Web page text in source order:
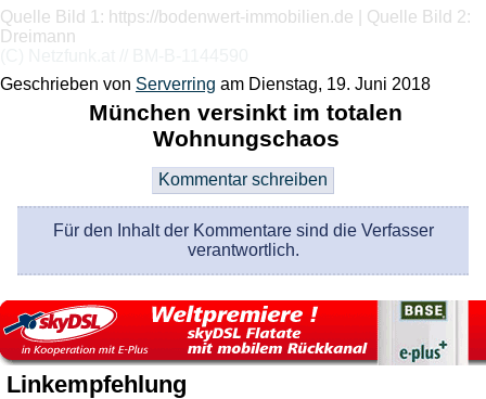
Quelle Bild 1: https://bodenwert-immobilien.de | Quelle Bild 2:
Dreimann
Geschrieben von Serverring am Dienstag, 19. Juni 2018
München versinkt im totalen
Wohnungschaos
Für den Inhalt der Kommentare sind die Verfasser
verantwortlich.
Linkempfehlung